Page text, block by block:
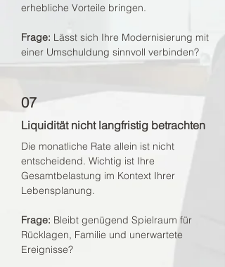
erhebliche Vorteile bringen.
Frage: Lässt sich Ihre Modernisierung mit
einer Umschuldung sinnvoll verbinden?
07
Liquidität nicht langfristig betrachten
Die monatliche Rate allein ist nicht
entscheidend. Wichtig ist Ihre
Gesamtbelastung im Kontext Ihrer
Lebensplanung.
Frage: Bleibt genügend Spielraum für
Rücklagen, Familie und unerwartete
Ereignisse?